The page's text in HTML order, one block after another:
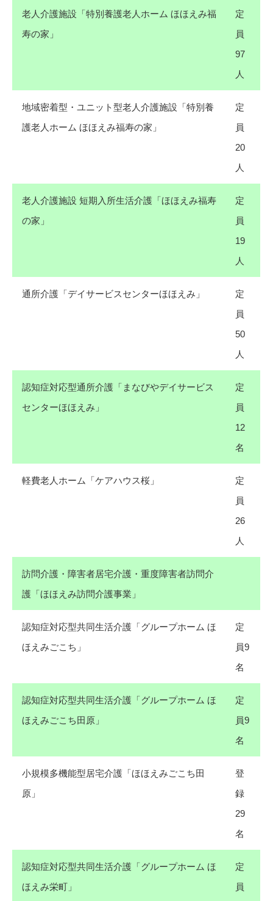
老人介護施設「特別養護老人ホーム ほほえみ福
寿の家」
定
員
97
人
地域密着型・ユニット型老人介護施設「特別養
護老人ホーム ほほえみ福寿の家」
定
員
20
人
老人介護施設 短期入所生活介護「ほほえみ福寿
の家」
定
員
19
人
通所介護「デイサービスセンターほほえみ」
定
員
50
人
認知症対応型通所介護「まなびやデイサービス
センターほほえみ」
定
員
12
名
軽費老人ホーム「ケアハウス桜」
定
員
26
人
訪問介護・障害者居宅介護・重度障害者訪問介
護「ほほえみ訪問介護事業」
認知症対応型共同生活介護「グループホーム ほ
ほえみごこち」
定
員9
名
認知症対応型共同生活介護「グループホーム ほ
ほえみごこち田原」
定
員9
名
小規模多機能型居宅介護「ほほえみごこち田
原」
登
録
29
名
認知症対応型共同生活介護「グループホーム ほ
ほえみ栄町」
定
員